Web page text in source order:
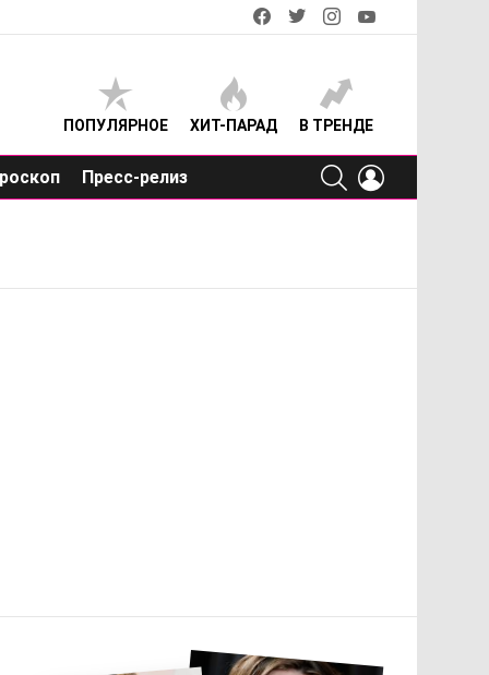
facebooktwitterinstagram
ПОПУЛЯРНОЕ ХИТ-ПАРАД В ТРЕНДЕ
Пресс-релиз
SEARCH